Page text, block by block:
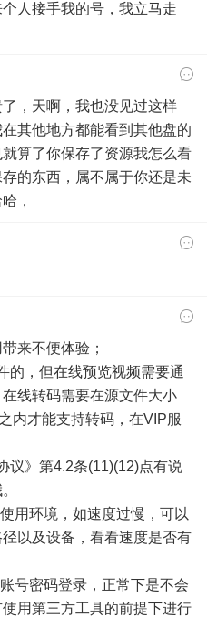
人接手我的号，我立马走
，天啊，我也没见过这样
其他地方都能看到其他盘的
算了你保存了资源我怎么看
的东西，属不属于你还是未
，
来不便体验；
的，但在线预览视频需要通
线转码需要在源文件大小
内才能支持转码，在VIP服
议》第4.2条(11)(12)点有说
用环境，如速度过慢，可以
以及设备，看看速度是否有
号密码登录，正常下是不会
用第三方工具的前提下进行